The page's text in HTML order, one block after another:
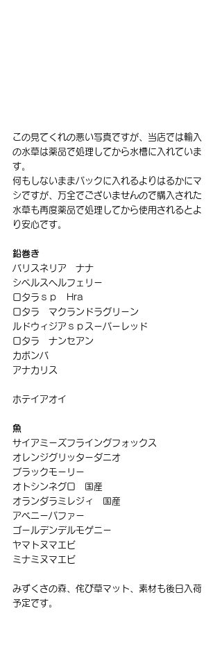
この見てくれの悪い写真ですが、当店では輸入
の水草は薬品で処理してから水槽に入れていま
す。
何もしないままパックに入れるよりはるかにマ
シですが、万全でございませんので購入された
水草も再度薬品で処理してから使用されるとよ
り安心です。
鉛巻き
バリスネリア　ナナ
シペルスヘルフェリー
ロタラｓｐ　Hra
ロタラ　マクランドラグリーン
ルドウィジアｓｐスーパーレッド
ロタラ　ナンセアン
カボンバ
アナカリス
ホテイアオイ
魚
サイアミーズフライングフォックス
オレンジグリッターダニオ
ブラックモーリー
オトシンネグロ　国産
オランダラミレジィ　国産
アベニーパファー
ゴールデンデルモゲニー
ヤマトヌマエビ
ミナミヌマエビ
みずくさの森、侘び草マット、素材も後日入荷
予定です。